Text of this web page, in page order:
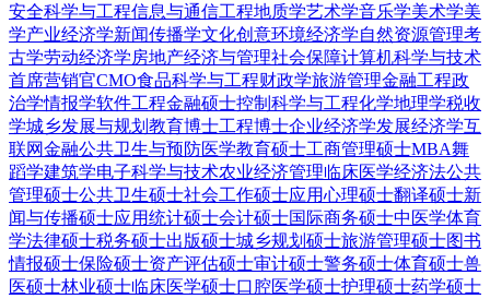
安全科学与工程信息与通信工程地质学艺术学音乐学美术学美
学产业经济学新闻传播学文化创意环境经济学自然资源管理考
古学劳动经济学房地产经济与管理社会保障计算机科学与技术
首席营销官CMO食品科学与工程财政学旅游管理金融工程政
治学情报学软件工程金融硕士控制科学与工程化学地理学税收
学城乡发展与规划 教育博士工程博士企业经济学发展经济学互
联网金融公共卫生与预防医学教育硕士工商管理硕士MBA舞
蹈学建筑学电子科学与技术农业经济管理临床医学经济法公共
管理硕士公共卫生硕士社会工作硕士应用心理硕士翻译硕士新
闻与传播硕士应用统计硕士会计硕士国际商务硕士中医学体育
学法律硕士税务硕士出版硕士城乡规划硕士旅游管理硕士图书
情报硕士保险硕士资产评估硕士审计硕士警务硕士体育硕士兽
医硕士林业硕士临床医学硕士口腔医学硕士护理硕士药学硕士